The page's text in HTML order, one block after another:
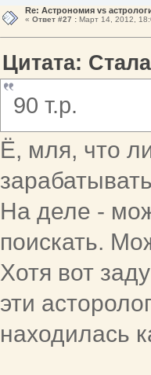
Re: Астрономия vs
« Ответ #27 :Март 14, 2012,
Цитата:
90 т.р.
Ё, мля, что
На деле -
поискать.
Хотя вот
эти
находилась